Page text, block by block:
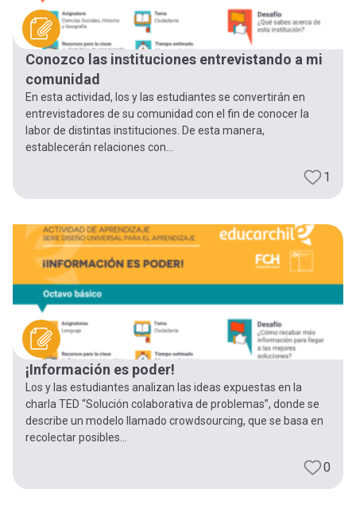
Conozco las instituciones entrevistando a mi
comunidad
En esta actividad, los y las estudiantes se convertirán en
entrevistadores de su comunidad con el fin de conocer la
labor de distintas instituciones. De esta manera,
establecerán relaciones con...
1
¡Información es poder!
Los y las estudiantes analizan las ideas expuestas en la
charla TED “Solución colaborativa de problemas”, donde se
describe un modelo llamado crowdsourcing, que se basa en
recolectar posibles...
0